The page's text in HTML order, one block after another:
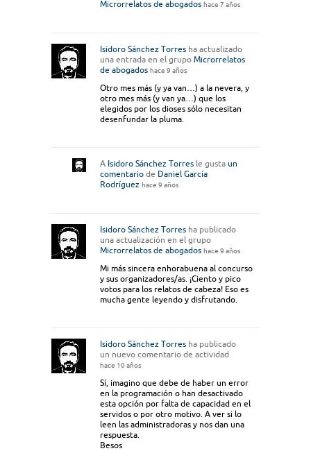
Microrrelatos de abogados hace 7 años
Isidoro Sánchez Torres ha actualizado
una entrada en el grupo Microrrelatos
de abogados hace 9 años
Otro mes más (y ya van…) a la nevera, y
otro mes más (y van ya…) que los
elegidos por los dioses sólo necesitan
desenfundar la pluma.
A Isidoro Sánchez Torres le gusta un
comentario de Daniel García
Rodríguez hace 9 años
Isidoro Sánchez Torres ha publicado
una actualización en el grupo
Microrrelatos de abogados hace 9 años
Mi más sincera enhorabuena al concurso
y sus organizadores/as. ¡Ciento y pico
votos para los relatos de cabeza! Eso es
mucha gente leyendo y disfrutando.
Isidoro Sánchez Torres ha publicado
un nuevo comentario de actividad
hace 10 años
Sí, imagino que debe de haber un error
en la programación o han desactivado
esta opción por falta de capacidad en el
servidos o por otro motivo. A ver si lo
leen las administradoras y nos dan una
respuesta.
Besos